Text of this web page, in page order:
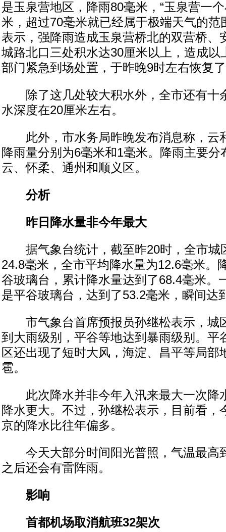
是玉泉营地区，降雨80毫米，“玉泉营一
米，超过70毫米就已经属于极端天气的范
表示，强降雨造成玉泉营桥北的双营桥、
城路北口三处积水达30厘米以上，造成以
部门紧急到场处置，于昨晚9时左右恢复
除了这几处较大积水外，全市还有十
水深度在20厘米左右。
此外，市水务局昨晚发布消息称，云
降雨量分别为6毫米和1毫米。降雨主要分
云、怀柔、通州和顺义区。
分析
昨日降水量非今年最大
据气象台统计，截至昨20时，全市城
24.8毫米，全市平均降水量为12.6毫米。
谷玻璃台，累计降水量达到了68.4毫米。
是平谷玻璃台，达到了53.2毫米，瞬间达
市气象台首席预报员孙继松表示，城
到大雨级别，平谷等地达到暴雨级别。平
区还出现了短时大风，海淀、昌平等局部
雹。
此次降水并非今年入汛来最大一次降
降水更大。不过，孙继松表示，目前看，
京的降水比往年偏多。
今天大部分时间阳光普照，气温最高
之后还会有雷阵雨。
影响
首都机场取消航班32架次